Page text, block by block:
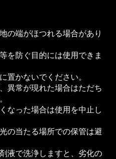
の端がほつれる場合があり
を防ぐ目的には使用できま
置かないでください。
異常が現れた場合はただち
なった場合は使用を中止し
の当たる場所での保管は避
液で洗浄しますと、劣化の